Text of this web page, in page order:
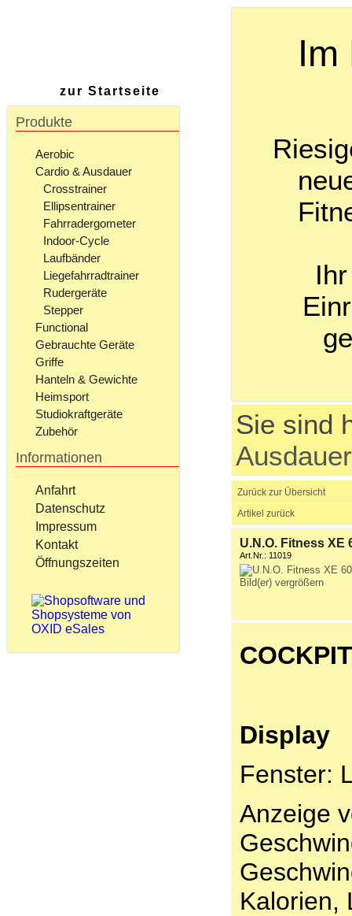
zur Startseite
Produkte
Aerobic
Cardio & Ausdauer
Crosstrainer
Ellipsentrainer
Fahrradergometer
Indoor-Cycle
Laufbänder
Liegefahrradtrainer
Rudergeräte
Stepper
Functional
Gebrauchte Geräte
Griffe
Hanteln & Gewichte
Heimsport
Studiokraftgeräte
Zubehör
Informationen
Anfahrt
Datenschutz
Impressum
Kontakt
Öffnungszeiten
Im
Sie sind
Ausdauer
Zurück zur Übersicht
Artikel zurück
U.N.O. Fitness XE
Art.Nr.: 11019
Bild(er) vergrößern
COCKPIT
Display
Fenster:
Anzeige
Kalorien,